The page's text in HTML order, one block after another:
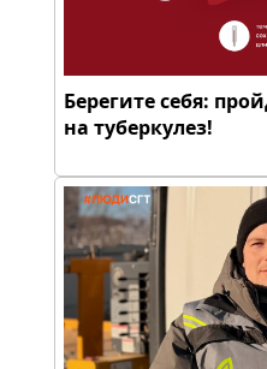
Берегите себя:
на туберкулез!